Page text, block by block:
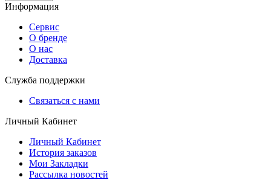
Информация
Сервис
О бренде
О нас
Доставка
Служба поддержки
Связаться с нами
Личный Кабинет
Личный Кабинет
История заказов
Мои Закладки
Рассылка новостей